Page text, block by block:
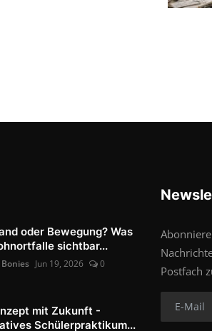
oder Bewegung? Was
sichtbar...
Jun 19, 2026 0
mit Zukunft -
Schülerpraktikum...
Postfach